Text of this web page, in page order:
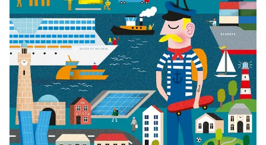
Konzerte
Museen bei…
Bloggerreisen
Über mich